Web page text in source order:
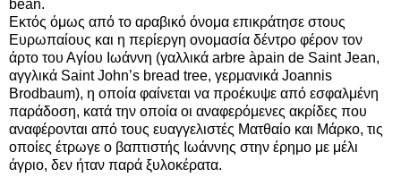
bean.
Εκτός όμως από το αραβικό όνομα επικράτησε στους
Ευρωπαίους και η περίεργη ονομασία δέντρο φέρον τον
άρτο του Αγίου Ιωάννη (γαλλικά arbre àpain de Saint Jean,
αγγλικά Saint John’s bread tree, γερμανικά Joannis
Brodbaum), η οποία φαίνεται να προέκυψε από εσφαλμένη
παράδοση, κατά την οποία οι αναφερόμενες ακρίδες που
αναφέρονται από τους ευαγγελιστές Ματθαίο και Μάρκο, τις
οποίες έτρωγε ο βαπτιστής Ιωάννης στην έρημο με μέλι
άγριο, δεν ήταν παρά ξυλοκέρατα.